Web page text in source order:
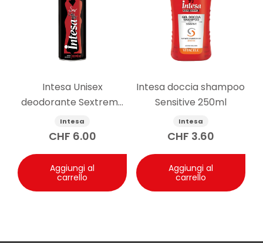
Intesa Unisex
deodorante Sextreme
125ml
Intesa
CHF 6.00
Aggiungi al
carrello
Intesa doccia shampoo
Sensitive 250ml
Intesa
CHF 3.60
Aggiungi al
carrello